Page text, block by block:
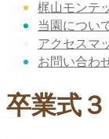
梶山モンテ
当園につい
アクセスマ
お問い合わ
卒業式３